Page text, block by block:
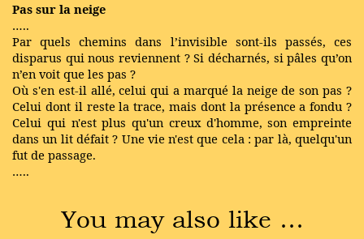
Pas sur la neige
…..
Par quels chemins dans l’invisible sont-ils passés, ces
disparus qui nous reviennent ? Si décharnés, si pâles qu’on
n’en voit que les pas ?
Où s'en est-il allé, celui qui a marqué la neige de son pas ?
Celui dont il reste la trace, mais dont la présence a fondu ?
Celui qui n'est plus qu'un creux d'homme, son empreinte
dans un lit défait ? Une vie n'est que cela : par là, quelqu'un
fut de passage.
…..
You may also like …